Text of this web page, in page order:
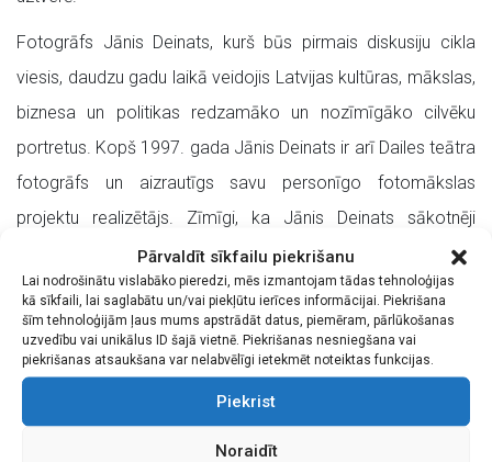
Pārvaldīt sīkfailu piekrišanu
Lai nodrošinātu vislabāko pieredzi, mēs izmantojam tādas tehnoloģijas
kā sīkfaili, lai saglabātu un/vai piekļūtu ierīces informācijai. Piekrišana
šīm tehnoloģijām ļaus mums apstrādāt datus, piemēram, pārlūkošanas
uzvedību vai unikālus ID šajā vietnē. Piekrišanas nesniegšana vai
piekrišanas atsaukšana var nelabvēlīgi ietekmēt noteiktas funkcijas.
Piekrist
Noraidīt
Fotogrāfs Jānis Deinats, kurš būs pirmais diskusiju cikla
viesis, daudzu gadu laikā veidojis Latvijas kultūras, mākslas,
biznesa un politikas redzamāko un nozīmīgāko cilvēku
portretus. Kopš 1997. gada Jānis Deinats ir arī Dailes teātra
fotogrāfs un aizrautīgs savu personīgo fotomākslas
projektu realizētājs. Zīmīgi, ka Jānis Deinats sākotnēji
ieguvis aktiera izglītību J. Vītola Latvijas Valsts
konservatorijas Teātra nodaļā.
Mākslas zinātnieks Vilnis Vējš par Jāni Deinatu teicis: „Jānis
Deinats ir apbrīnojami daudzpusīgs un darbīgs fotogrāfs.
Iespējams, tieši personības artistiskums un komunikācijas
spējas ir vismaz daļēja viņa panākumu atslēga. Un vēl,